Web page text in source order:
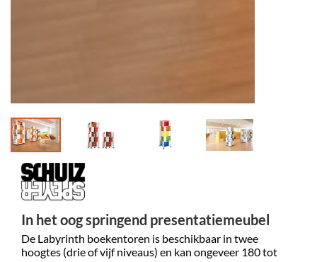
In het oog springend presentatiemeubel
De Labyrinth boekentoren is beschikbaar in twee
hoogtes (drie of vijf niveaus) en kan ongeveer 180 tot